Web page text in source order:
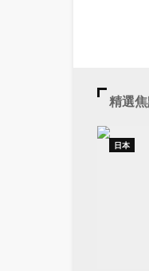
精選
日本